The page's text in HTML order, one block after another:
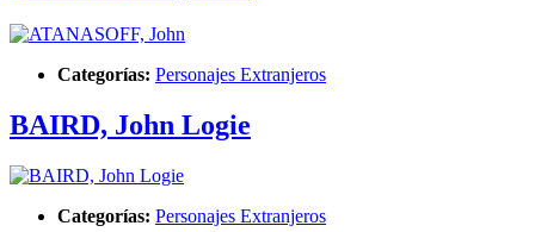
Categorías: Personajes Extranjeros
BAIRD, John Logie
Categorías: Personajes Extranjeros